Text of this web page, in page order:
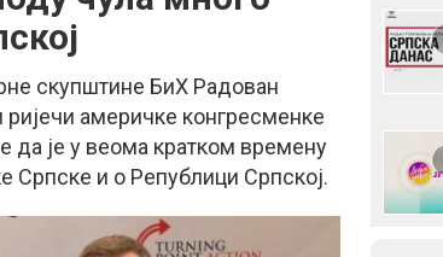
скупштине БиХ Радован
ријечи америчке конгресменке
да је у веома кратком времену
Српске и о Републици Српској.